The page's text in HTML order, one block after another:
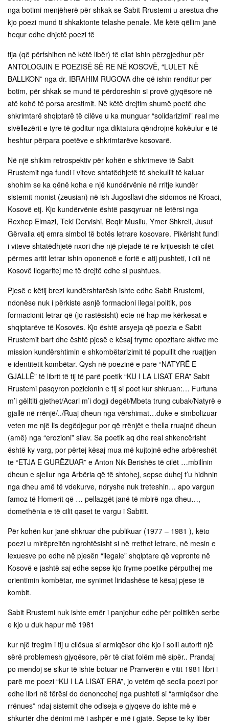
nga botimi menjëherë për shkak se Sabit Rrustemi u arestua dhe
kjo poezi mund ti shkaktonte telashe penale. Më këtë qëllim janë
hequr edhe dhjetë poezi të
tija (që përfshihen në këtë libër) të cilat ishin përzgjedhur për
ANTOLOGJIN E POEZISË SË RE NË KOSOVË, “LULET NË
BALLKON” nga dr. IBRAHIM RUGOVA dhe që ishin renditur per
botim, për shkak se mund të përdoreshin si provë gjyqësore në
atë kohë të porsa arestimit. Në këtë drejtim shumë poetë dhe
shkrimtarë shqiptarë të cilëve u ka munguar “solidarizimi” real me
sivëllezërit e tyre të goditur nga diktatura qëndrojnë kokëulur e të
heshtur përpara poetëve e shkrimtarëve kosovarë.
Në një shikim retrospektiv për kohën e shkrimeve të Sabit
Rrustemit nga fundi i viteve shtatëdhjetë të shekullit të kaluar
shohim se ka qënë koha e një kundërvënie në rritje kundër
sistemit monist (zeusian) në ish Jugosllavi dhe sidomos në Kroaci,
Kosovë etj. Kjo kundërvënie është pasqyruar në letërsi nga
Rexhep Elmazi, Teki Dervishi, Beqir Musliu, Ymer Shkreli, Jusuf
Gërvalla etj emra simbol të botës letrare kosovare. Pikërisht fundi
i viteve shtatëdhjetë nxori dhe një plejadë të re krijuesish të cilët
përmes artit letrar ishin oponencë e fortë e atij pushteti, i cili në
Kosovë llogaritej me të drejtë edhe si pushtues.
Pjesë e këtij brezi kundërshtarësh ishte edhe Sabit Rrustemi,
ndonëse nuk i përkiste asnjë formacioni ilegal politik, pos
formacionit letrar që (jo rastësisht) ecte në hap me kërkesat e
shqiptarëve të Kosovës. Kjo është arsyeja që poezia e Sabit
Rrustemit bart dhe është pjesë e kësaj fryme opozitare aktive me
mission kundërshtimin e shkombëtarizimit të popullit dhe ruajtjen
e identitetit kombëtar. Qysh në poezinë e pare “NATYRË E
GJALLË” të librit të tij të parë poetik “KU I LA LISAT ERA” Sabit
Rrustemi pasqyron pozicionin e tij si poet kur shkruan:… Furtuna
m’i gëlltiti gjethet/Acari m’i dogji degët/Mbeta trung cubak/Natyrë e
gjallë në rrënjë/../Ruaj dheun nga vërshimat…duke e simbolizuar
veten me një lis degëdjegur por që rrënjët e thella rruajnë dheun
(amë) nga “erozioni” sllav. Sa poetik aq dhe real shkencërisht
është ky varg, por përtej kësaj mua më kujtojnë edhe arbëreshët
te “ETJA E GURËZUAR” e Anton Nik Berishës të cilët …mbillnin
dheun e sjellur nga Arbëria që të shtohej, sepse duhej t’u hidhnin
nga dheu amë të vdekurve, ndryshe nuk treteshin… apo vargun
famoz të Homerit që … pellazgët janë të mbirë nga dheu…,
domethënia e të cilit qaset te vargu i Sabitit.
Për kohën kur janë shkruar dhe publikuar (1977 – 1981 ), këto
poezi u mirëpreitën ngrohtësisht si në rrethet letrare, në mesin e
lexuesve po edhe në pjesën “ilegale” shqiptare që vepronte në
Kosovë e jashtë saj edhe sepse kjo fryme poetike përputhej me
orientimin kombëtar, me synimet liridashëse të kësaj pjese të
kombit.
Sabit Rrustemi nuk ishte emër i panjohur edhe për politikën serbe
e kjo u duk hapur më 1981
kur një tregim i tij u cilësua si armiqësor dhe kjo i solli autorit një
sërë problemesh gjyqësore, për të cilat folëm më sipër.. Prandaj
po mendoj se sikur të ishte botuar në Pranverën e vitit 1981 libri i
parë me poezi “KU I LA LISAT ERA”, jo vetëm që secila poezi por
edhe libri në tërësi do denoncohej nga pushteti si “armiqësor dhe
rrënues” ndaj sistemit dhe odiseja e gjyqeve do ishte më e
shkurtër dhe dënimi më i ashpër e më i gjatë. Sepse te ky libër